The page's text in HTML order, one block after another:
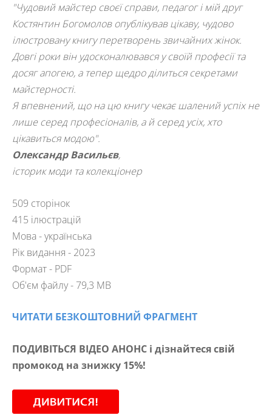
"Чудовий майстер своєї справи, педагог і мій друг
Костянтин Богомолов опублікував цікаву, чудово
ілюстровану книгу перетворень звичайних жінок.
Довгі роки він удосконалювався у своїй професії та
досяг апогею, а тепер щедро ділиться секретами
майстерності.
Я впевнений, що на цю книгу чекає шалений успіх не
лише серед професіоналів, а й серед усіх, хто
цікавиться модою".
Олександр Васильєв,
історик моди та колекціонер
509 сторінок
415 ілюстрацій
Мова - українська
Рік видання - 2023
Формат - PDF
Об'єм файлу - 79,3 MB
ЧИТАТИ БЕЗКОШТОВНИЙ ФРАГМЕНТ
ПОДИВІТЬСЯ ВІДЕО АНОНС і дізнайтеся свій
промокод на знижку 15%!